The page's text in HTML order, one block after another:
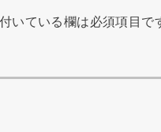
いている欄は必須項目で